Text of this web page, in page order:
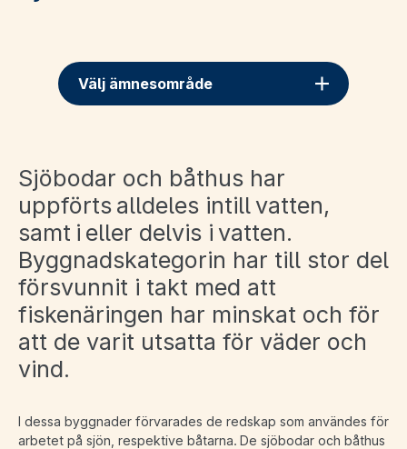
Välj ämnesområde
Sjöbodar och båthus har
uppförts alldeles intill vatten,
samt i eller delvis i vatten.
Byggnadskategorin har till stor del
försvunnit i takt med att
fiskenäringen har minskat och för
att de varit utsatta för väder och
vind.
I dessa byggnader förvarades de redskap som användes för
arbetet på sjön, respektive båtarna. De sjöbodar och båthus